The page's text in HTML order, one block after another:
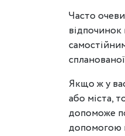
Часто
відпочинок
Якщо ж у
або міста,
допоможе
допомогою